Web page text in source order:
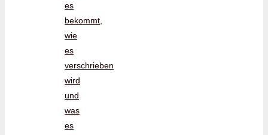
es
bekommt,
wie
es
verschrieben
wird
und
was
es